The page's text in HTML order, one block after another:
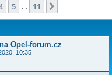
5 11
Opel-forum.cz
10:35